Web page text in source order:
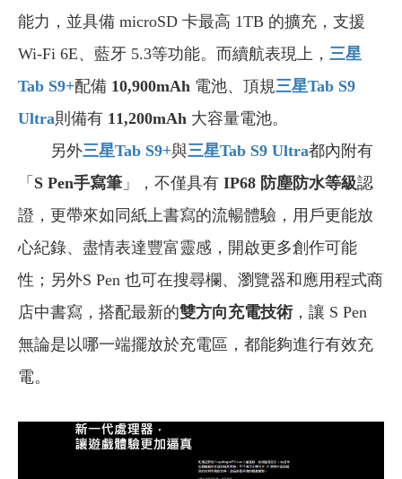
能力，並具備 microSD 卡最高 1TB 的擴充，支援
Wi-Fi 6E、藍牙 5.3等功能。而續航表現上， 三星
Tab S9+配備 10,900mAh 電池、頂規三星Tab S9
Ultra則備有 11,200mAh 大容量電池。
另外三星Tab S9+與三星Tab S9 Ultra都內附有
「 S Pen手寫筆 」，不僅具有 IP68 防塵防水等級認
證，更帶來如同紙上書寫的流暢體驗，用戶更能放
心紀錄、盡情表達豐富靈感，開啟更多創作可能
性；另外S Pen 也可在搜尋欄、瀏覽器和應用程式商
店中書寫，搭配最新的雙方向充電技術，讓 S Pen
無論是以哪一端擺放於充電區，都能夠進行有效充
電。